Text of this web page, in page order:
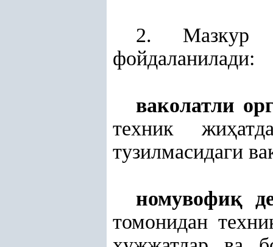
2.
фойдаланилади:
ваколатли
техник жиҳ
тузилмасидаги
номувофиқ
томонидан